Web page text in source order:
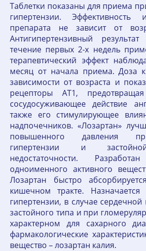
Таблетки показаны для приема
гипертензии. Эффективность
препарата не зависит от
Антигипертензивный
течение первых 2-х недель
терапевтический эффект
месяц от начала приема. Доза
зависимости от возраста и
рецепторы АТ1,
сосудосуживающее действие
также его стимулирующее
надпочечников. «Лозартан»
повышенного давления
гипертензии и
недостаточности.
одноименного активного
Лозартан быстро
кишечном тракте.
гипертензии, в случае сердечной
застойного типа и при
характерном для сахарного
фармакологические
вещество – лозартан калия.